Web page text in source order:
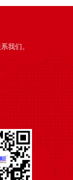
我们。